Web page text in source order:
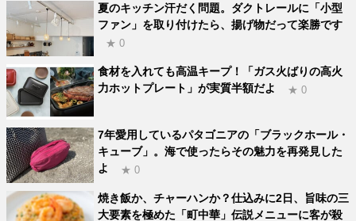
夏のキッチン汗だく問題。ダクトレールに「小型
ファン」を取り付けたら、揚げ物だって楽勝です
★ 0
食材を入れても高温キープ！「ガス火ばりの高火
力ホットプレート」が実質半額だよ
★ 0
7年愛用しているパタゴニアの「ブラックホール・
キューブ」。海で使ったらその魅力を再発見した
よ
★ 0
焼き飯か、チャーハンか？仕込みに2日、旨味の三
大要素を極めた「町中華」伝説メニューに客が殺